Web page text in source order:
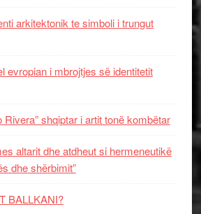
arkitektonik te simboli i trungut
evropian i mbrojtjes së identitetit
Rivera” shqiptar i artit tonë kombëtar
altarit dhe atdheut si hermeneutikë
dhe shërbimit”
BALLKANI?